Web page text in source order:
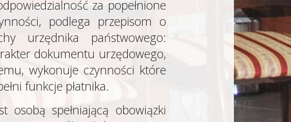
za popełnione
podlega przepisom o
urzędnika państwowego:
dokumentu urzędowego,
wykonuje czynności które
funkcje płatnika.
spełniającą obowiązki